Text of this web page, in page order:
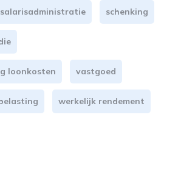
salarisadministratie schenking
loonkosten vastgoed
werkelijk rendement